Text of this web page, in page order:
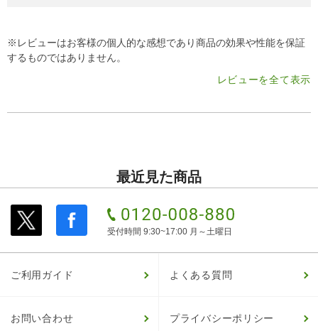
※レビューはお客様の個人的な感想であり商品の効果や性能を保証
するものではありません。
レビューを全て表示
最近見た商品
受付時間 9:30~17:00 月～土曜日
ご利用ガイド よくある質問
お問い合わせ プライバシーポリシー